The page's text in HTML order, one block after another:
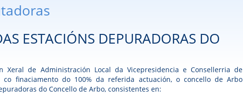
ESTACIÓNS DEPURADORAS DO
Xeral de Administración Local da Vicepresidencia e Consellerria de
co finaciamento do 100% da referida actuación, o concello de Arbo
do Concello de Arbo, consistentes en: